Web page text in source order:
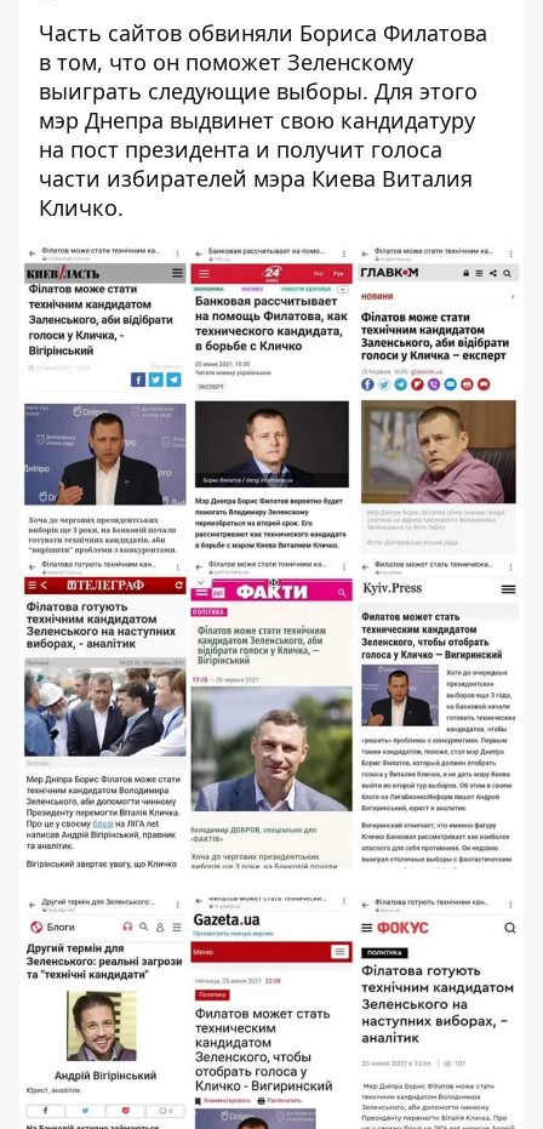
Часть сайтов обвиняли Бориса Филатова
в том, что он поможет Зеленскому
выиграть следующие выборы. Для этого
мэр Днепра выдвинет свою кандидатуру
на пост президента и получит голоса
части избирателей мэра Киева Виталия
Кличко.